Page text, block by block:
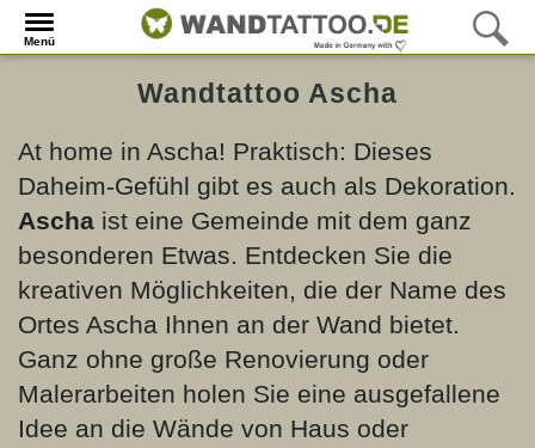
Menü
Wandtattoo Ascha
At home in Ascha! Praktisch: Dieses
Daheim-Gefühl gibt es auch als Dekoration.
Ascha ist eine Gemeinde mit dem ganz
besonderen Etwas. Entdecken Sie die
kreativen Möglichkeiten, die der Name des
Ortes Ascha Ihnen an der Wand bietet.
Ganz ohne große Renovierung oder
Malerarbeiten holen Sie eine ausgefallene
Idee an die Wände von Haus oder